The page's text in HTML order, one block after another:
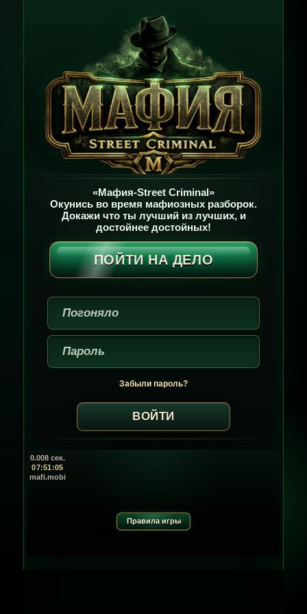
«Мафия-Street Criminal»
Окунись во время мафиозных разборок.
Докажи что ты лучший из лучших, и
достойнее достойных!
ПОЙТИ НА ДЕЛО
Забыли пароль?
0.008 сек.
07:51:05
mafi.mobi
Правила игры